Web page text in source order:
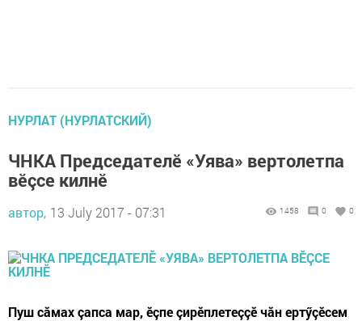
НУРЛАТ (НУРЛАТСКИЙ)
ЧНКА Председателӗ «Уява» вертолетпа
вӗçсе килнӗ
автор, 13 July 2017 - 07:31 1458 0 0
Пуш сăмах çапса мар, ӗçпе çирӗплетеççӗ чăн ертӳçӗсем